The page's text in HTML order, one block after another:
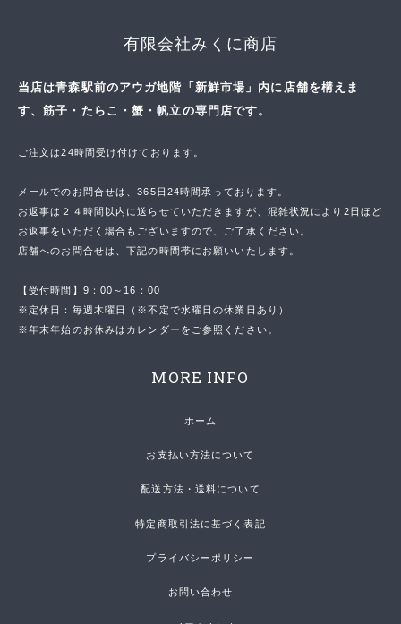
有限会社みくに商店
当店は青森駅前のアウガ地階「新鮮市場」内に店舗を構えま
す、筋子・たらこ・蟹・帆立の専門店です。
ご注文は24時間受け付けております。
メールでのお問合せは、365日24時間承っております。
お返事は２４時間以内に送らせていただきますが、混雑状況により2日ほど
お返事をいただく場合もございますので、ご了承ください。
店舗へのお問合せは、下記の時間帯にお願いいたします。
【受付時間】9：00～16：00
※定休日：毎週木曜日（※不定で水曜日の休業日あり）
※年末年始のお休みはカレンダーをご参照ください。
MORE INFO
ホーム
お支払い方法について
配送方法・送料について
特定商取引法に基づく表記
プライバシーポリシー
お問い合わせ